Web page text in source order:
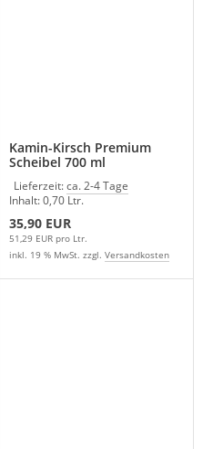
Kamin-Kirsch Premium
Scheibel 700 ml
Lieferzeit:ca. 2-4 Tage
Inhalt: 0,70 Ltr.
35,90 EUR
51,29 EUR pro Ltr.
inkl. 19 % MwSt. zzgl. Versandkosten